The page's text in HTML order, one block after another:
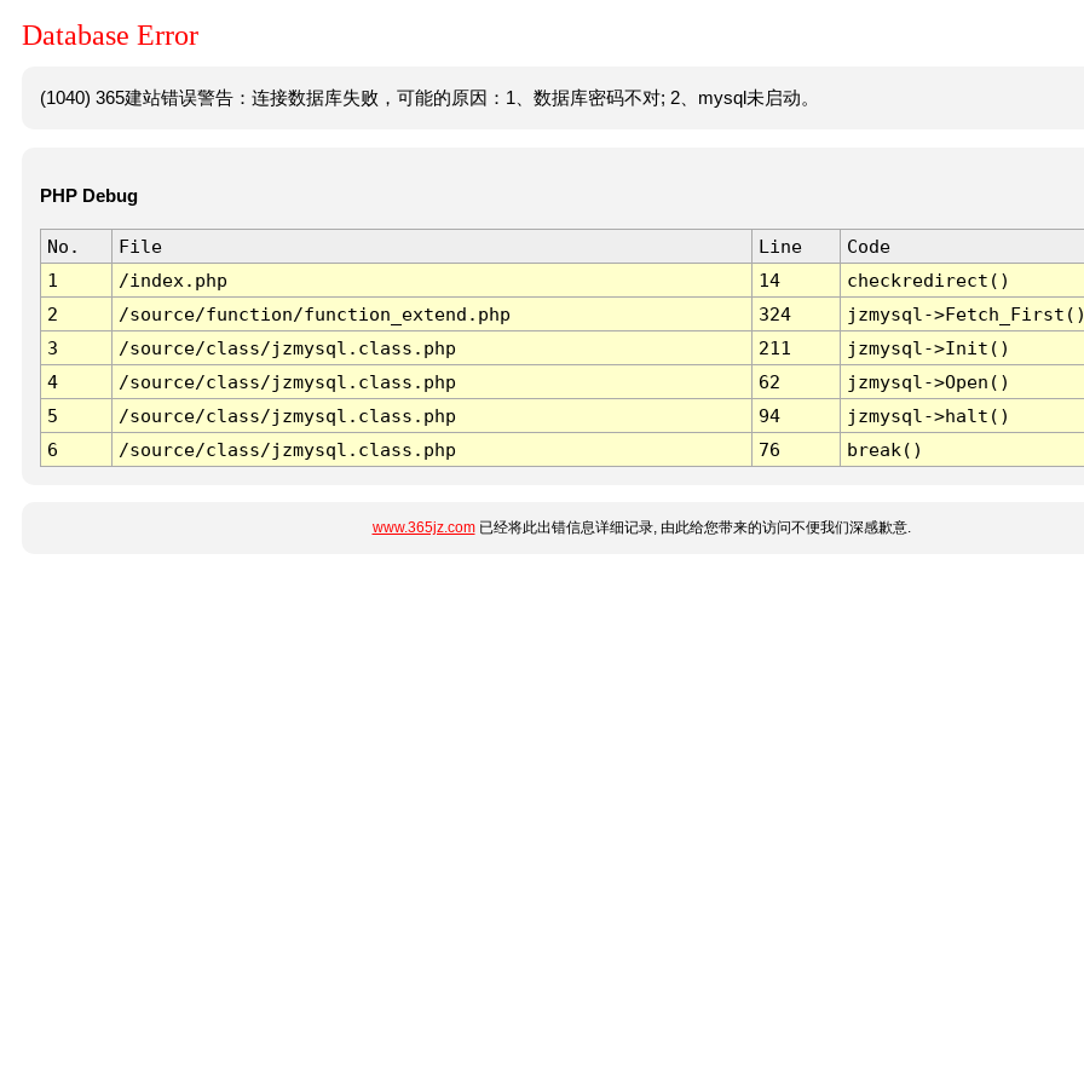
Database Error
(1040) 365建站错误警告：连接数据库失败，可能的原因：1、数据库密码不对; 2、mysql未启动。
PHP Debug
No. File Line
Code
1
/index.php 14
checkredirect()
2
/source/function/function_extend.php 324
jzmysql-
3
/source/class/jzmysql.class.php 211
jzmysql->Init()
4
/source/class/jzmysql.class.php 62
jzmysql->Open()
5
/source/class/jzmysql.class.php 94
jzmysql->halt()
6
/source/class/jzmysql.class.php 76 break()
www.365jz.com已经将此出错信息详细记录, 由此给您带来的访问不便我们深感歉意.